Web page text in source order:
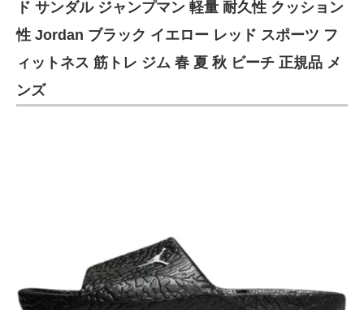
ド サンダル ジャンプマン 軽量 耐久性 クッション
性 Jordan ブラック イエロー レッド スポーツ フ
ィットネス 筋トレ ジム 春 夏 秋 ビーチ 正規品 メ
ンズ